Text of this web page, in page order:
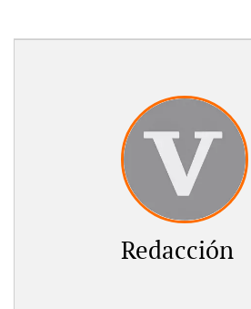
Redacción